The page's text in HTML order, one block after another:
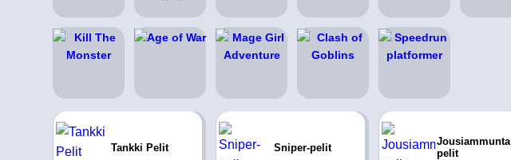
Tankki Pelit Sniper-pelit
Jousiammunta
pelit